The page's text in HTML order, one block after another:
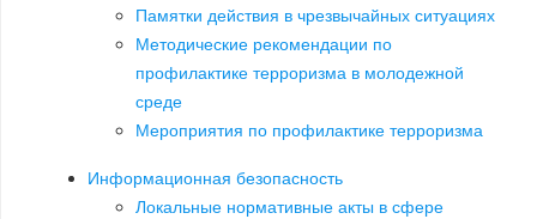
Памятки действия в чрезвычайных ситуациях
Методические рекомендации по
профилактике терроризма в молодежной
среде
Мероприятия по профилактике терроризма
Информационная безопасность
Локальные нормативные акты в сфере